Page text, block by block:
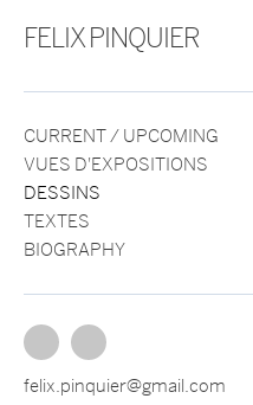
FELIX PINQUIER
CURRENT / UPCOMING
VUES D'EXPOSITIONS
DESSINS
TEXTES
BIOGRAPHY
felix.pinquier@gmail.com